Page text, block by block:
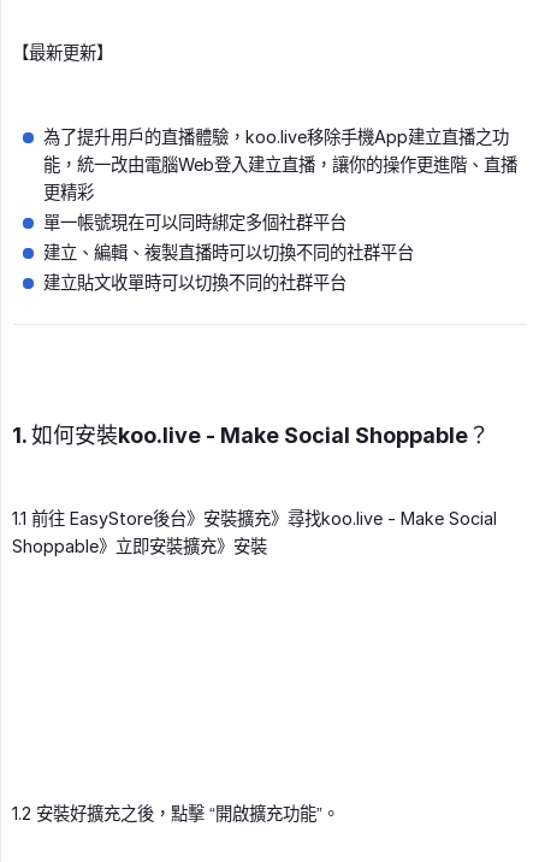
【最新更新】
為了提升用戶的直播體驗，koo.live移除手機App建立直播之功
能，統一改由電腦Web登入建立直播，讓你的操作更進階、直播
更精彩
單一帳號現在可以同時綁定多個社群平台
建立、編輯、複製直播時可以切換不同的社群平台
建立貼文收單時可以切換不同的社群平台
1. 如何安裝koo.live - Make Social Shoppable？
1.1 前往 EasyStore後台》安裝擴充》尋找koo.live - Make Social
Shoppable》立即安裝擴充》安裝
1.2 安裝好擴充之後，點擊 “開啟擴充功能”。